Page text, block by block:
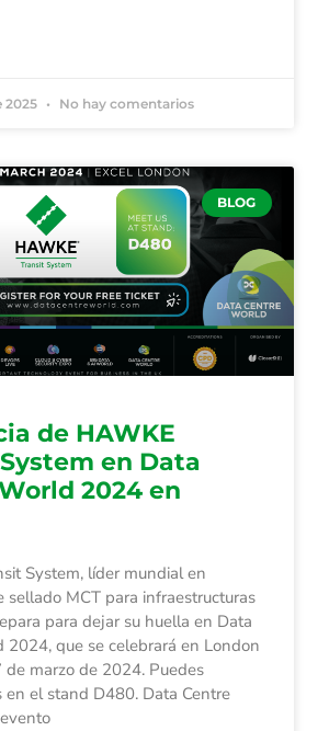
2025 No hay comentarios
BLOG
de HAWKE
en Data
2024 en
System, líder mundial en
sellado MCT para infraestructuras
para dejar su huella en Data
2024, que se celebrará en London
de marzo de 2024. Puedes
en el stand D480. Data Centre